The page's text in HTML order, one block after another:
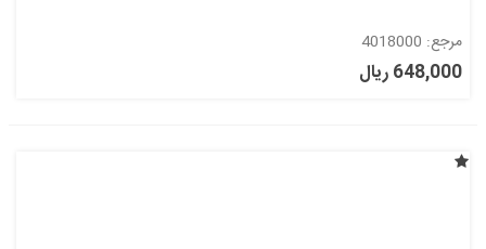
مرجع: 4018000
648,000 ریال